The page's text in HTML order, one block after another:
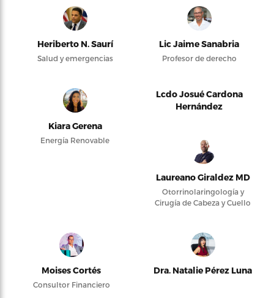
Heriberto N. Saurí
Salud y emergencias
Lic Jaime Sanabria
Profesor de derecho
Kiara Gerena
Energía Renovable
Lcdo Josué Cardona
Hernández
Laureano Giraldez MD
Otorrinolaringología y
Cirugía de Cabeza y Cuello
Moises Cortés
Consultor Financiero
Dra. Natalie Pérez Luna